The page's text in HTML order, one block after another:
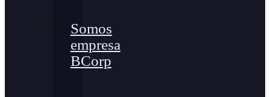
Somos
empresa
BCorp